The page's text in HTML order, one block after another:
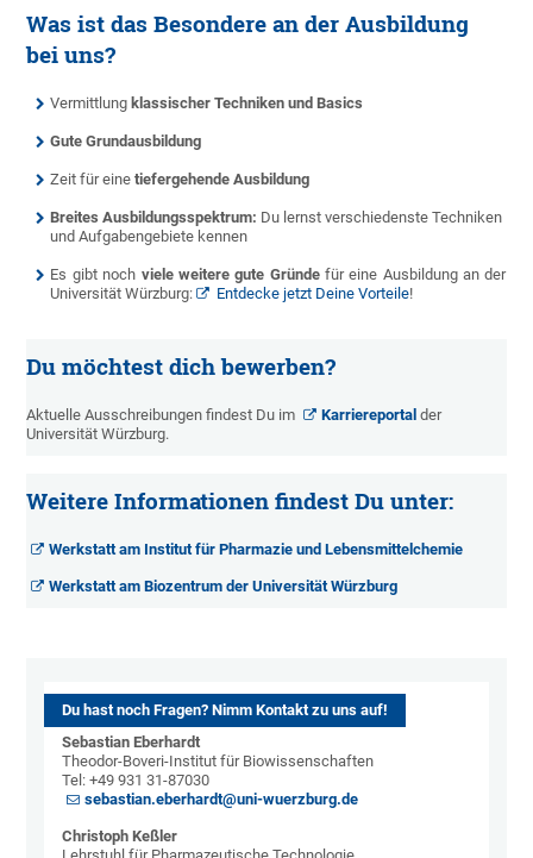
Was ist das Besondere an der Ausbildung
bei uns?
Vermittlung klassischer Techniken und Basics
Gute Grundausbildung
Zeit für einetiefergehende Ausbildung
Breites Ausbildungsspektrum: Du lernst verschiedenste Techniken
und Aufgabengebiete kennen
Es gibt noch viele weitere gute Gründefür eine Ausbildung an der
Universität Würzburg:
Entdecke jetzt Deine Vorteile!
Du möchtest dich bewerben?
Aktuelle Ausschreibungen findest Du im Karriereportal der
Universität Würzburg.
Weitere Informationen findest Du unter:
Werkstatt am Institut für Pharmazie und Lebensmittelchemie
Werkstatt am Biozentrum der Universität Würzburg
Du hast noch Fragen? Nimm Kontakt zu uns auf!
Sebastian Eberhardt
Theodor-Boveri-Institut für Biowissenschaften
Tel: +49 931 31-87030
sebastian.eberhardt@uni-wuerzburg.de
Christoph Keßler